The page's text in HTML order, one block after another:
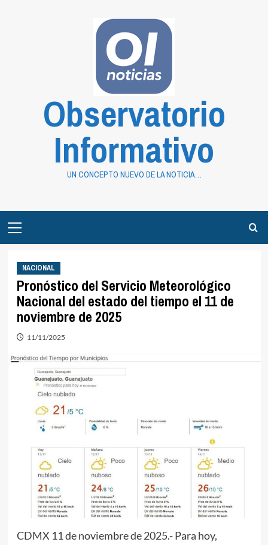
Observatorio
Informativo
UN CONCEPTO NUEVO DE LA NOTICIA…
Menu
NACIONAL
Pronóstico del Servicio Meteorológico
Nacional del estado del tiempo el 11 de
noviembre de 2025
11/11/2025
CDMX 11 de noviembre de 2025.- Para hoy,